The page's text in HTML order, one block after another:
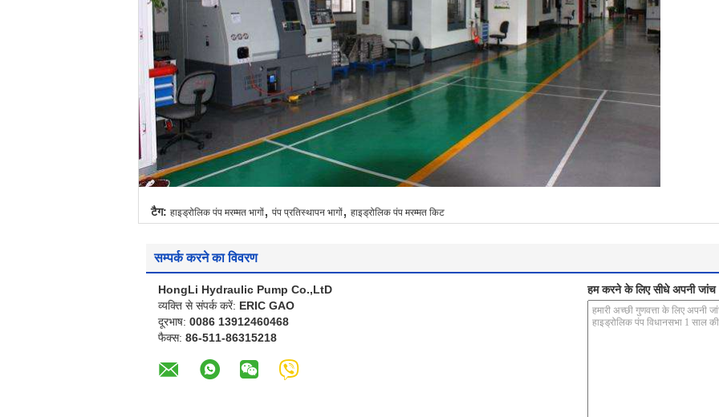
टैग: हाइड्रोलिक पंप मरम्मत भागों, पंप प्रतिस्थापन भागों, हाइड्रोलिक पंप मरम्मत किट
सम्पर्क करने का विवरण
HongLi Hydraulic Pump Co.,LtD
व्यक्ति से संपर्क करें: ERIC GAO
दूरभाष: 0086 13912460468
फैक्स: 86-511-86315218
हम करने के लिए सीधे अपनी